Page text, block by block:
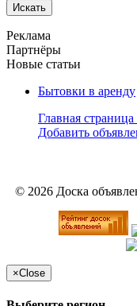
Искать
Реклама
Партнёры
Новые статьи
Бытовки в аренду
Главная страница
Добавить
© 2026 Доска
×Close